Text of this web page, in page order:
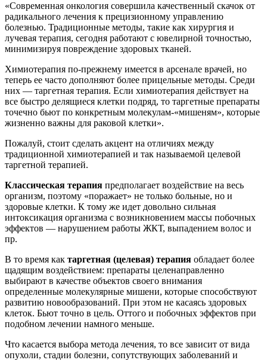
«Современная онкология совершила качественный скачок от
радикального лечения к прецизионному управлению
болезнью. Традиционные методы, такие как хирургия и
лучевая терапия, сегодня работают с ювелирной точностью,
минимизируя повреждение здоровых тканей.
Химиотерапия по-прежнему имеется в арсенале врачей, но
теперь ее часто дополняют более прицельные методы. Среди
них — таргетная терапия. Если химиотерапия действует на
все быстро делящиеся клетки подряд, то таргетные препараты
точечно бьют по конкретным молекулам-«мишеням», которые
жизненно важны для раковой клетки».
Пожалуй, стоит сделать акцент на отличиях между
традиционной химиотерапией и так называемой целевой
таргетной терапией.
Классическая терапия предполагает воздействие на весь
организм, поэтому «поражает» не только больные, но и
здоровые клетки. К тому же идет довольно сильная
интоксикация организма с возникновением массы побочных
эффектов — нарушением работы ЖКТ, выпадением волос и
пр.
В то время как таргетная (целевая) терапия обладает более
щадящим воздействием: препараты целенаправленно
выбирают в качестве объектов своего внимания
определенные молекулярные мишени, которые способствуют
развитию новообразований. При этом не касаясь здоровых
клеток. Бьют точно в цель. Оттого и побочных эффектов при
подобном лечении намного меньше.
Что касается выбора метода лечения, то все зависит от вида
опухоли, стадии болезни, сопутствующих заболеваний и